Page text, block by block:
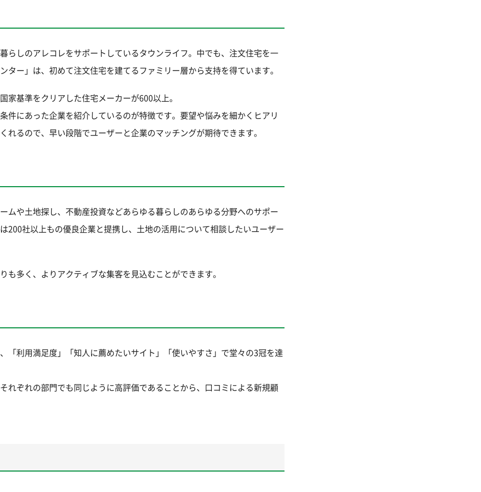
らしのアレコレをサポートしているタウンライフ。中でも、注文住宅を一
ター」は、初めて注文住宅を建てるファミリー層から支持を得ています。
家基準をクリアした住宅メーカーが600以上。
件にあった企業を紹介しているのが特徴です。要望や悩みを細かくヒアリ
れるので、早い段階でユーザーと企業のマッチングが期待できます。
ムや土地探し、不動産投資などあらゆる暮らしのあらゆる分野へのサポー
200社以上もの優良企業と提携し、土地の活用について相談したいユーザー
も多く、よりアクティブな集客を見込むことができます。
「利用満足度」「知人に薦めたいサイト」「使いやすさ」で堂々の3冠を達
れぞれの部門でも同じように高評価であることから、口コミによる新規顧